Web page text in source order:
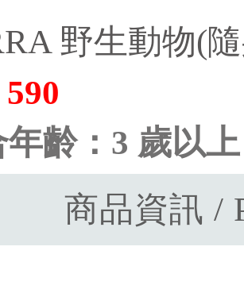
野生動物(
590
年齡：3 歲以上
商品資訊 /